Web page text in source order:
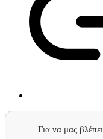
Για να μας